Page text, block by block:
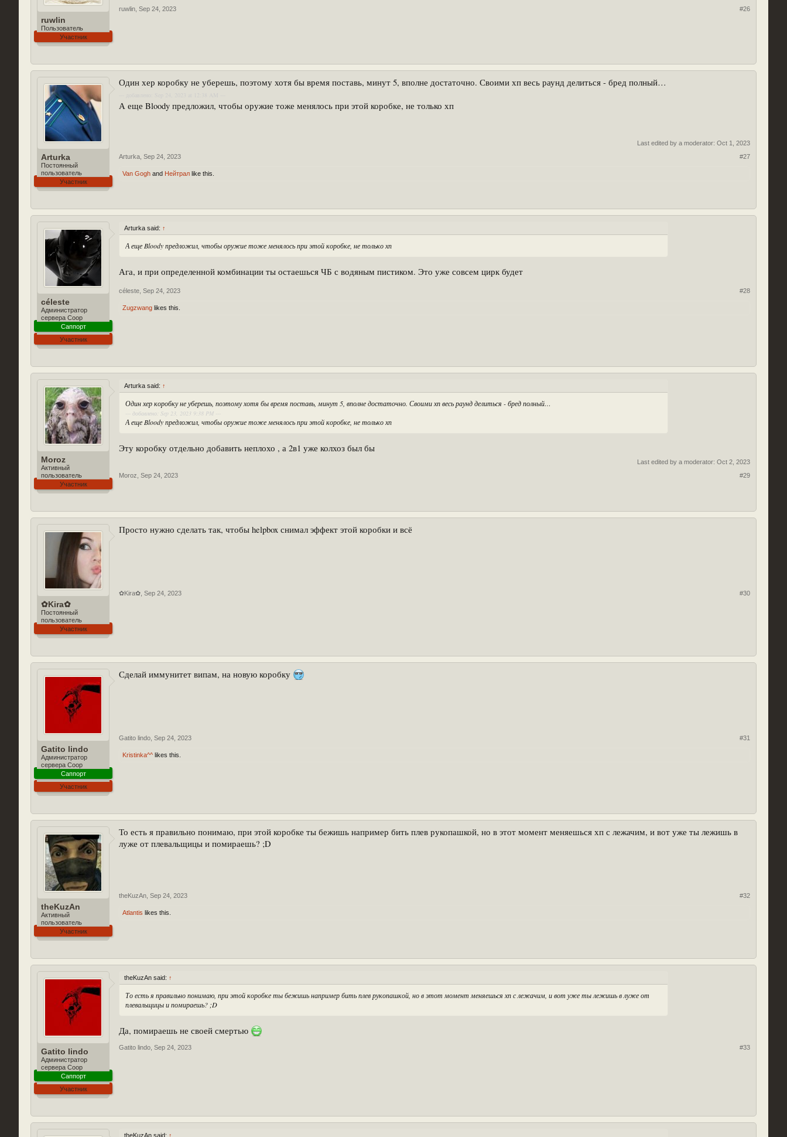
ruwlin
Пользователь
Участник
ruwlin Sep 24, 2023 #26
Arturka
Постоянный
пользователь
Участник
Один хер коробку не уберешь, поэтому хотя бы время поставь, минут 5, вполне достаточно. Своими хп весь раунд делиться - бред полный…
А еще Bloody предложил, чтобы оружие тоже менялось при этой коробке, не только хп
Last edited by a moderator: Oct 1, 2023
Arturka Sep 24, 2023 #27
Van Gogh and Нейтрал like this.
céleste
Администратор
сервера Coop
Саппорт
Участник
Arturka said: ↑
А еще Bloody предложил, чтобы оружие тоже менялось при этой коробке, не только хп
Ага, и при определенной комбинации ты остаешься ЧБ с водяным пистиком. Это уже совсем цирк будет
céleste Sep 24, 2023 #28
Zugzwang likes this.
Moroz
Активный
пользователь
Участник
Arturka said: ↑
Один хер коробку не уберешь, поэтому хотя бы время поставь, минут 5, вполне достаточно. Своими хп весь раунд делиться - бред полный…
--- добавлено: Sep 23, 2023 9:38 PM ---
А еще Bloody предложил, чтобы оружие тоже менялось при этой коробке, не только хп
Эту коробку отдельно добавить неплохо , а 2в1 уже колхоз был бы
Last edited by a moderator: Oct 2, 2023
Moroz Sep 24, 2023 #29
✿Kira✿
Постоянный
пользователь
Участник
Просто нужно сделать так, чтобы helpbox снимал эффект этой коробки и всё
✿Kira✿ Sep 24, 2023 #30
Gatito lindo
Администратор
сервера Coop
Саппорт
Участник
Сделай иммунитет випам, на новую коробку
Gatito lindo Sep 24, 2023 #31
Kristinka^^ likes this.
theKuzAn
Активный
пользователь
Участник
То есть я правильно понимаю, при этой коробке ты бежишь например бить плев рукопашкой, но в этот момент меняешься хп с лежачим, и вот уже ты лежишь в
луже от плевальщицы и помираешь? ;D
theKuzAn Sep 24, 2023 #32
Atlantis likes this.
Gatito lindo
Администратор
сервера Coop
Саппорт
Участник
theKuzAn said: ↑
То есть я правильно понимаю, при этой коробке ты бежишь например бить плев рукопашкой, но в этот момент меняешься хп с лежачим, и вот уже ты лежишь в луже от
плевальщицы и помираешь? ;D
Да, помираешь не своей смертью
Gatito lindo Sep 24, 2023 #33
theKuzAn said: ↑